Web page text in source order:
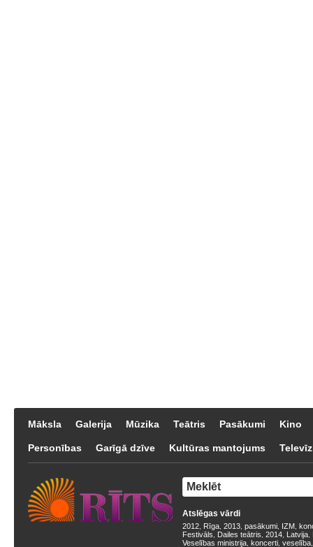
Māksla Galerija Mūzika Teātris Pasākumi Kino
Personības Garīgā dzīve Kultūras mantojums
Atslēgas vārdi
2012 Rīga 2013 pasākumi IZM
Festivāls
Dailes teātris 2014 Latvija
Veselības ministrija koncerti veselība